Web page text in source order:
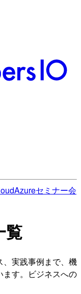
Azureセミナー会
覧
実践事例まで、機
す。ビジネスへの